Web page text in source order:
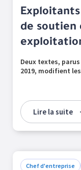
de soutien
Deux textes,
2019, modifient
Lire la suite
Chef d'entreprise